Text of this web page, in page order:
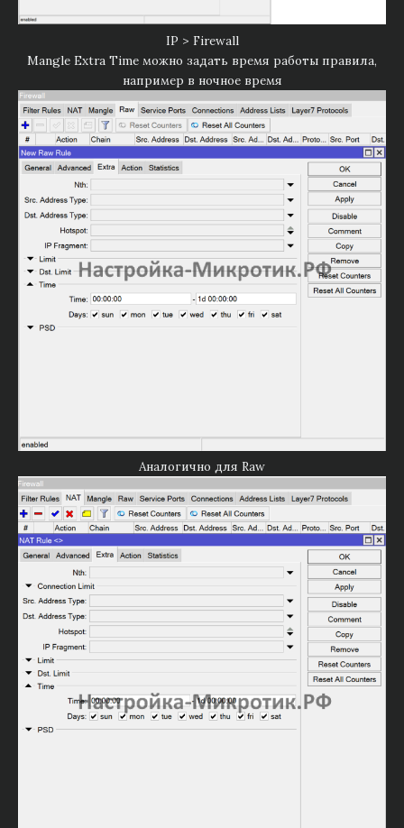
IP > Firewall
Mangle Extra Time можно задать время работы правила,
например в ночное время
Аналогично для Raw